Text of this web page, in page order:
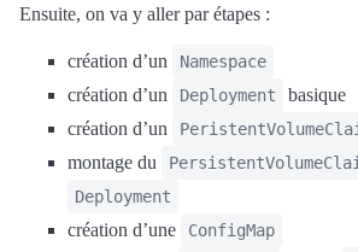
Ensuite, on va y aller par étapes :
création d’un Namespace
création d’un Deployment
basique
création d’un
montage du
Deployment
création d’une ConfigMap